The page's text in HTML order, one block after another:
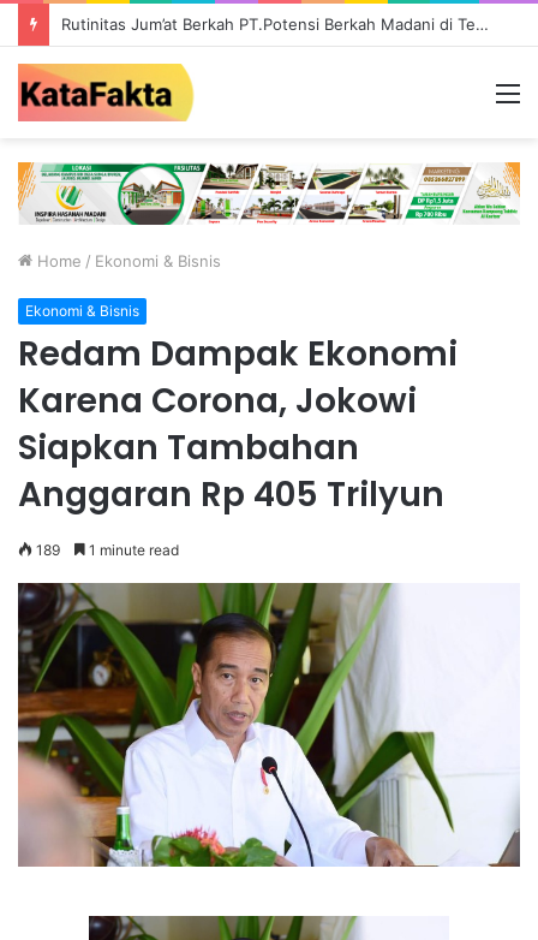
Ada Galian C Berizin, Mengapa Proyek Jalan Provinsi di Tebo Diduga Gunakan Material Ilegal?
Home / Ekonomi & Bisnis
Ekonomi & Bisnis
Redam Dampak Ekonomi
Karena Corona, Jokowi
Siapkan Tambahan
Anggaran Rp 405 Trilyun
189 1 minute read